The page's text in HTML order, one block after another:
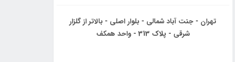
تهران - جنت آباد شمالی - بلوار اصلی - بالاتر از گلزار
شرقی - پلاک 313 - واحد همکف